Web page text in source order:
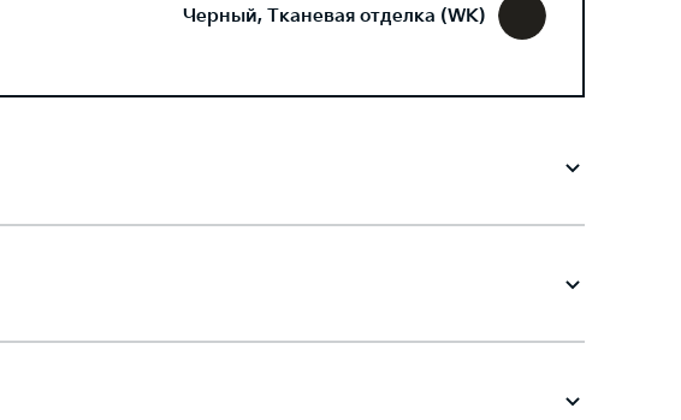
Черный, Тканевая отделка (WK)